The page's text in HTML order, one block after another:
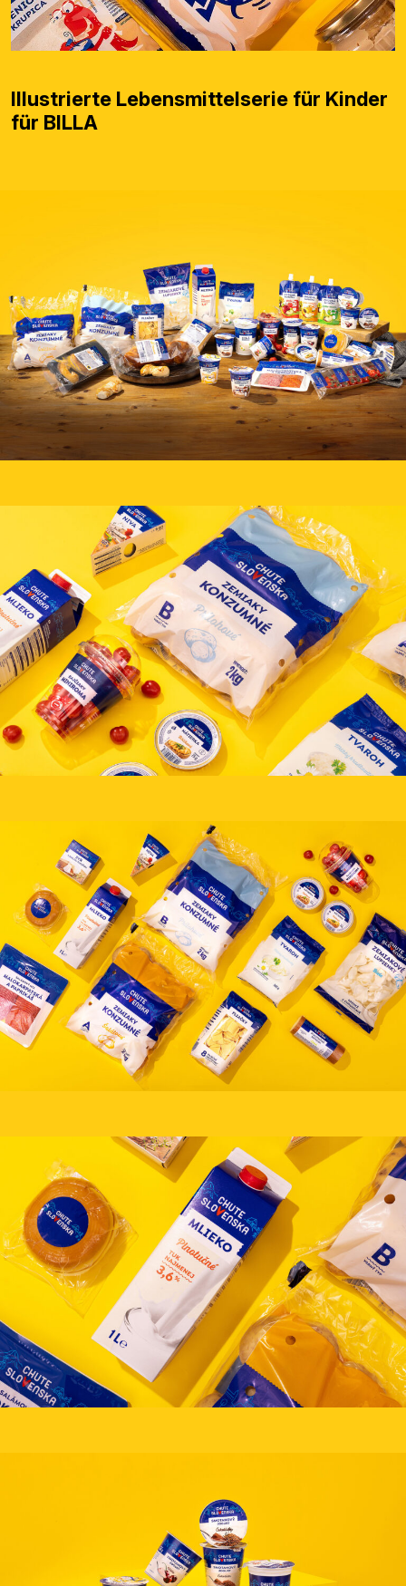
Illustrierte Lebensmittelserie für Kinder
für BILLA